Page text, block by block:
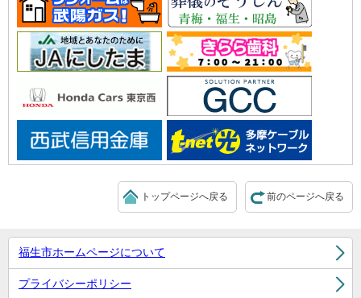
前のページへ戻る
トップページへ戻る
福生市ホームページについて
プライバシーポリシー